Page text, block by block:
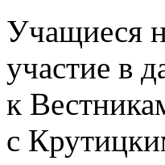
Учащиеся
участие в
к
с